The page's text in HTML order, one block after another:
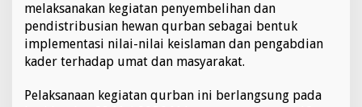
M
e
n
g
i
d
melaksanakan kegiatan penyembelihan dan
pendistribusian hewan qurban sebagai bentuk
implementasi nilai-nilai keislaman dan pengabdian
kader terhadap umat dan masyarakat.
Pelaksanaan kegiatan qurban ini berlangsung pada